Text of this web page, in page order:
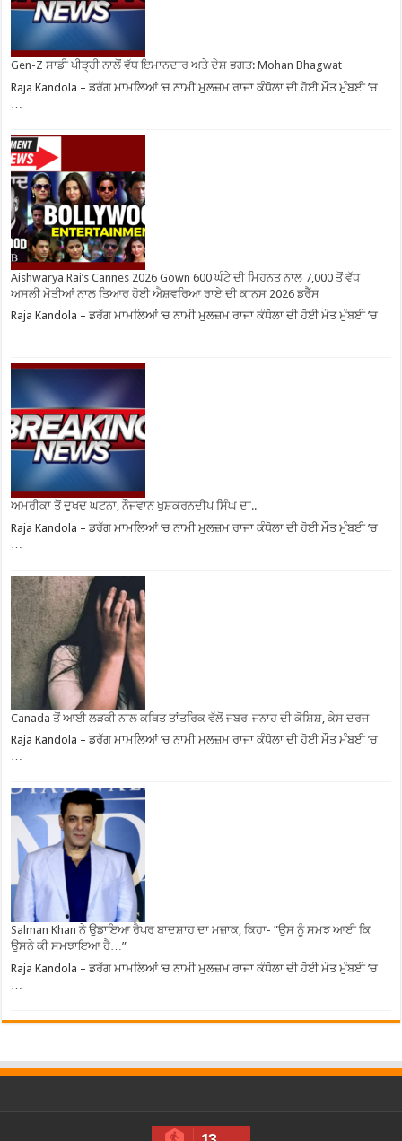
Gen-Z ਸਾਡੀ ਪੀੜ੍ਹੀ ਨਾਲੋਂ ਵੱਧ ਇਮਾਨਦਾਰ ਅਤੇ ਦੇਸ਼ ਭਗਤ: Mohan Bhagwat
Raja Kandola – ਡਰੱਗ ਮਾਮਲਿਆਂ ’ਚ ਨਾਮੀ ਮੁਲਜ਼ਮ ਰਾਜਾ ਕੰਧੋਲਾ ਦੀ ਹੋਈ ਮੌਤ ਮੁੰਬਈ ’ਚ
Aishwarya Rai’s Cannes 2026 Gown 600 ਘੰਟੇ ਦੀ ਮਿਹਨਤ ਨਾਲ 7,000 ਤੋਂ ਵੱਧ
ਅਸਲੀ ਮੋਤੀਆਂ ਨਾਲ ਤਿਆਰ ਹੋਈ ਐਸ਼ਵਰਿਆ ਰਾਏ ਦੀ ਕਾਨਸ 2026 ਡਰੈੱਸ
Raja Kandola – ਡਰੱਗ ਮਾਮਲਿਆਂ ’ਚ ਨਾਮੀ ਮੁਲਜ਼ਮ ਰਾਜਾ ਕੰਧੋਲਾ ਦੀ ਹੋਈ ਮੌਤ ਮੁੰਬਈ ’ਚ
…
ਅਮਰੀਕਾ ਤੋਂ ਦੁਖਦ ਘਟਨਾ, ਨੌਜਵਾਨ ਖੁਸ਼ਕਰਨਦੀਪ ਸਿੰਘ ਦਾ..
Raja Kandola – ਡਰੱਗ ਮਾਮਲਿਆਂ ’ਚ ਨਾਮੀ ਮੁਲਜ਼ਮ ਰਾਜਾ ਕੰਧੋਲਾ ਦੀ ਹੋਈ ਮੌਤ ਮੁੰਬਈ ’ਚ
Canada ਤੋਂ ਆਈ ਲੜਕੀ ਨਾਲ ਕਥਿਤ ਤਾਂਤਰਿਕ ਵੱਲੋਂ ਜਬਰ-ਜਨਾਹ ਦੀ ਕੋਸ਼ਿਸ਼, ਕੇਸ ਦਰਜ
Raja Kandola – ਡਰੱਗ ਮਾਮਲਿਆਂ ’ਚ ਨਾਮੀ ਮੁਲਜ਼ਮ ਰਾਜਾ ਕੰਧੋਲਾ ਦੀ ਹੋਈ ਮੌਤ ਮੁੰਬਈ ’ਚ
…
Salman Khan ਨੇ ਉਡਾਇਆ ਰੈਪਰ ਬਾਦਸ਼ਾਹ ਦਾ ਮਜ਼ਾਕ, ਕਿਹਾ- ”ਉਸ ਨੂੰ ਸਮਝ ਆਈ ਕਿ
ਉਸਨੇ ਕੀ ਸਮਝਾਇਆ ਹੈ…”
Raja Kandola – ਡਰੱਗ ਮਾਮਲਿਆਂ ’ਚ ਨਾਮੀ ਮੁਲਜ਼ਮ ਰਾਜਾ ਕੰਧੋਲਾ ਦੀ ਹੋਈ ਮੌਤ ਮੁੰਬਈ ’ਚ